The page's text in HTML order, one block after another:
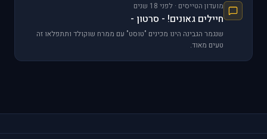
מועדון הטייסים · לפני 18 שנים
חיילים גאונים! - סרטון -
שנגמר הגבינה הינו מכינים "טוסט" עם ממרח שוקולד ותתפלאו זה
טעים מאוד.